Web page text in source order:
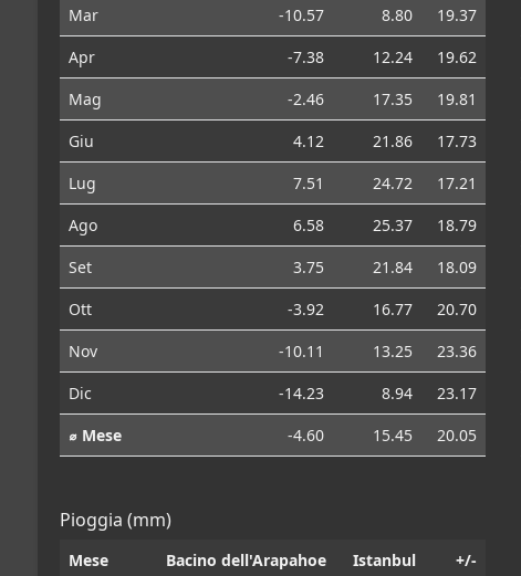
Mar -10.57 8.80
19.37
Apr
-7.38 12.24
19.62
Mag
-2.46 17.35
19.81
Giu
4.12 21.86
17.73
Lug
7.51 24.72
17.21
Ago
6.58 25.37
18.79
Set
3.75 21.84
18.09
Ott
-3.92 16.77
20.70
Nov
-10.11 13.25
23.36
Dic
-14.23 8.94
23.17
⌀ Mese
-4.60 15.45 20.05
Pioggia (mm)
Mese Bacino dell'Arapahoe Istanbul +/-